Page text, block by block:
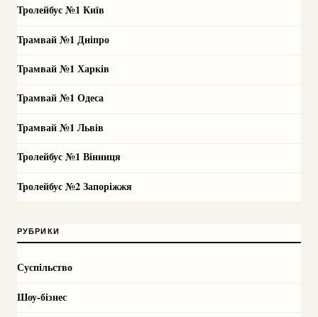
Тролейбус №1 Київ
Трамвай №1 Дніпро
Трамвай №1 Харків
Трамвай №1 Одеса
Трамвай №1 Львів
Тролейбус №1 Вінниця
Тролейбус №2 Запоріжжя
РУБРИКИ
Суспільство
Шоу-бізнес